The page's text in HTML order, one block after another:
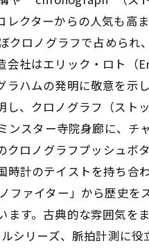
クターからの人気も高
クロノグラフで占められ
会社はエリック・ロト（
ハムの発明に敬意を示
、クロノグラフ（スト
ンスター寺院身廊に、チ
ロノグラフプッシュボ
計のテイストを持ち合
ファイター」から歴史を
す。古典的な雰囲気を
シリーズ、脈拍計測に役